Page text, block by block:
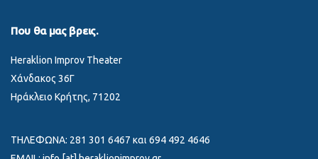
Που θα μας βρεις.
Heraklion Improv Theater
Χάνδακος 36Γ
Ηράκλειο Κρήτης, 71202
ΤΗΛΕΦΩΝΑ: 281 301 6467 και 694 492 4646